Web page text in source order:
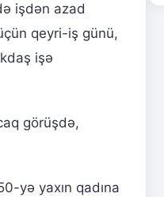
işdən azad
qeyri-iş günü,
işə
görüşdə,
yə yaxın qadına